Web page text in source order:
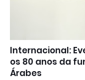
Internacional:
os 80 anos da
Árabes